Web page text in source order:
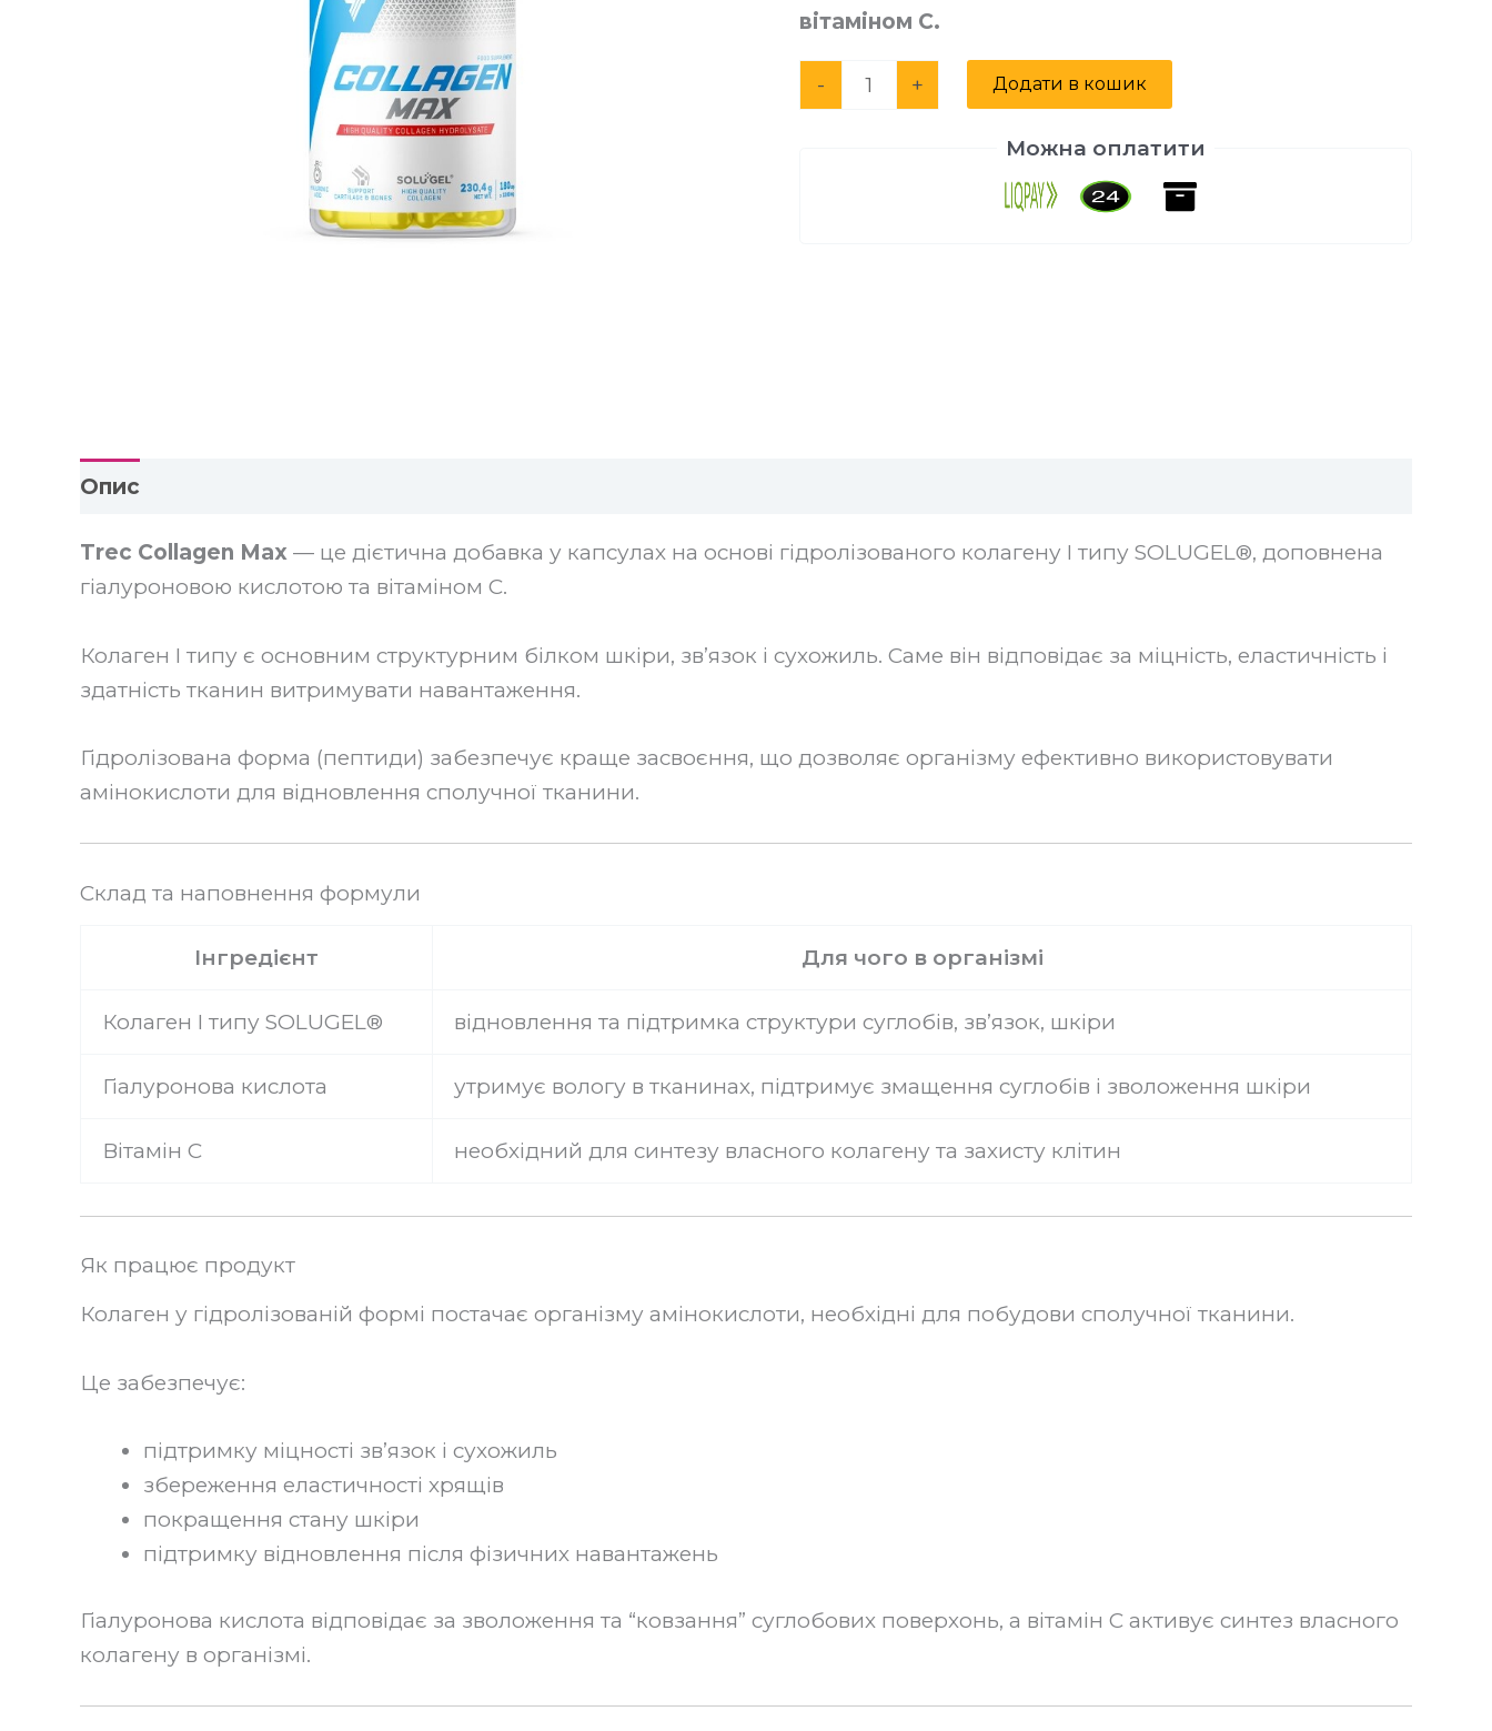
вітаміном С.
-
кількість
+
Додати в кошик
Можна оплатити
Опис
Trec Collagen Max — це дієтична добавка у капсулах на основі гідролізованого колагену I типу SOLUGEL®, доповнена
гіалуроновою кислотою та вітаміном C.
Колаген I типу є основним структурним білком шкіри, зв’язок і сухожиль. Саме він відповідає за міцність, еластичність і
здатність тканин витримувати навантаження.
Гідролізована форма (пептиди) забезпечує краще засвоєння, що дозволяє організму ефективно використовувати
амінокислоти для відновлення сполучної тканини.
Склад та наповнення формули
Інгредієнт Для чого в організмі
Колаген I типу SOLUGEL® відновлення та підтримка структури суглобів, зв’язок, шкіри
Гіалуронова кислота утримує вологу в тканинах, підтримує змащення суглобів і зволоження шкіри
Вітамін C необхідний для синтезу власного колагену та захисту клітин
Як працює продукт
Колаген у гідролізованій формі постачає організму амінокислоти, необхідні для побудови сполучної тканини.
Це забезпечує:
підтримку міцності зв’язок і сухожиль
збереження еластичності хрящів
покращення стану шкіри
підтримку відновлення після фізичних навантажень
Гіалуронова кислота відповідає за зволоження та “ковзання” суглобових поверхонь, а вітамін C активує синтез власного
колагену в організмі.